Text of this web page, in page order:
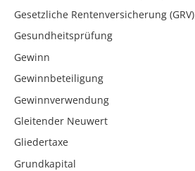
Gesetzliche Rentenversicherung (GRV)
Gesundheitsprüfung
Gewinn
Gewinnbeteiligung
Gewinnverwendung
Gleitender Neuwert
Gliedertaxe
Grundkapital